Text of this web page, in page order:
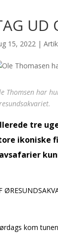
UD
15, 2022 |
Thomsen har
tre
ikoniske
kom